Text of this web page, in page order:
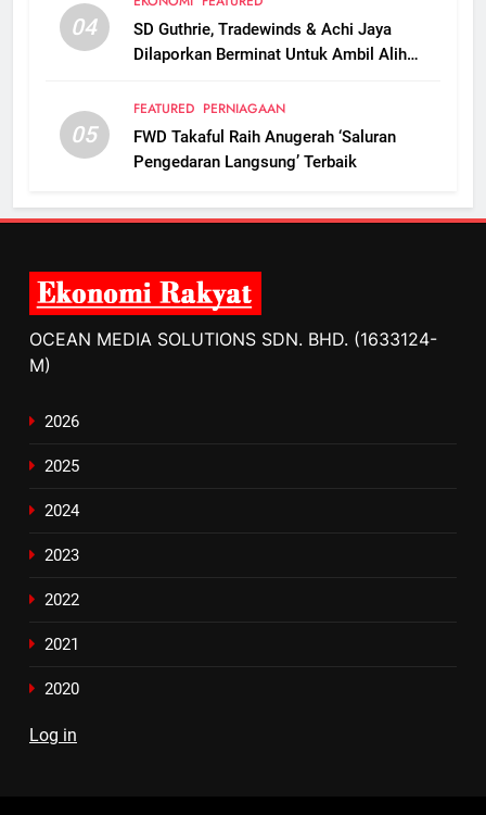
04
SD Guthrie, Tradewinds & Achi Jaya
Dilaporkan Berminat Untuk Ambil Alih
05
FEATURED PERNIAGAAN
FWD Takaful Raih Anugerah ‘Saluran
Pengedaran Langsung’ Terbaik
OCEAN MEDIA SOLUTIONS SDN. BHD. (1633124-
M)
2026
2025
2024
2023
2022
2021
2020
Log in